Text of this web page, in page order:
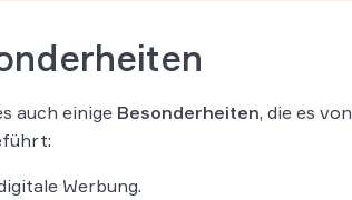
auch einige Besonderheiten, die es von
Werbung.